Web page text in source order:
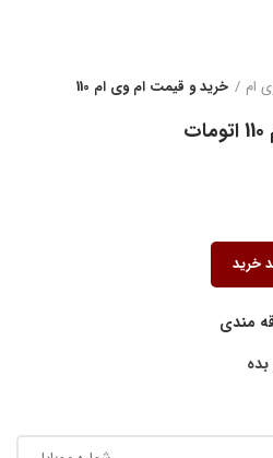
ام خرید و قیمت ام وی ام 110
خرید
مندی